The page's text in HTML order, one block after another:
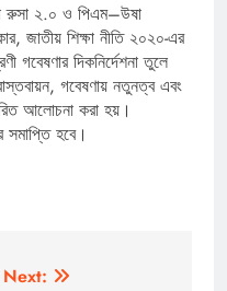
রুসা ২.০ ও পিএম–উষা
জাতীয় শিক্ষা নীতি ২০২০-এর
গবেষণার দিকনির্দেশনা তুলে
গবেষণায় নতুনত্ব এবং
আলোচনা করা হয়।‌
সমাপ্তি হবে।
Next: